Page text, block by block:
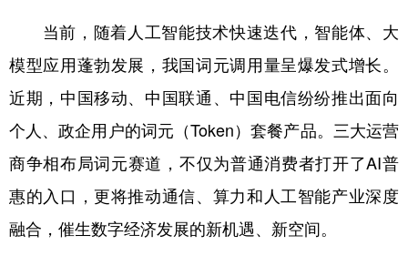
访谈 视频 图片 政务
法律 中央文件 金融 汽车
食品 人居 信息化 数字经济
学术中国 乡村振兴 银龄 溯源中国
彩票 娱乐 时尚
当前，随着人工智能技术快速迭代，智能体、大
模型应用蓬勃发展，我国词元调用量呈爆发式增长。
近期，中国移动、中国联通、中国电信纷纷推出面向
个人、政企用户的词元（Token）套餐产品。三大运营
商争相布局词元赛道，不仅为普通消费者打开了AI普
惠的入口，更将推动通信、算力和人工智能产业深度
融合，催生数字经济发展的新机遇、新空间。